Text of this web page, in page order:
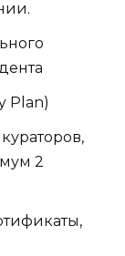
Plan)
2